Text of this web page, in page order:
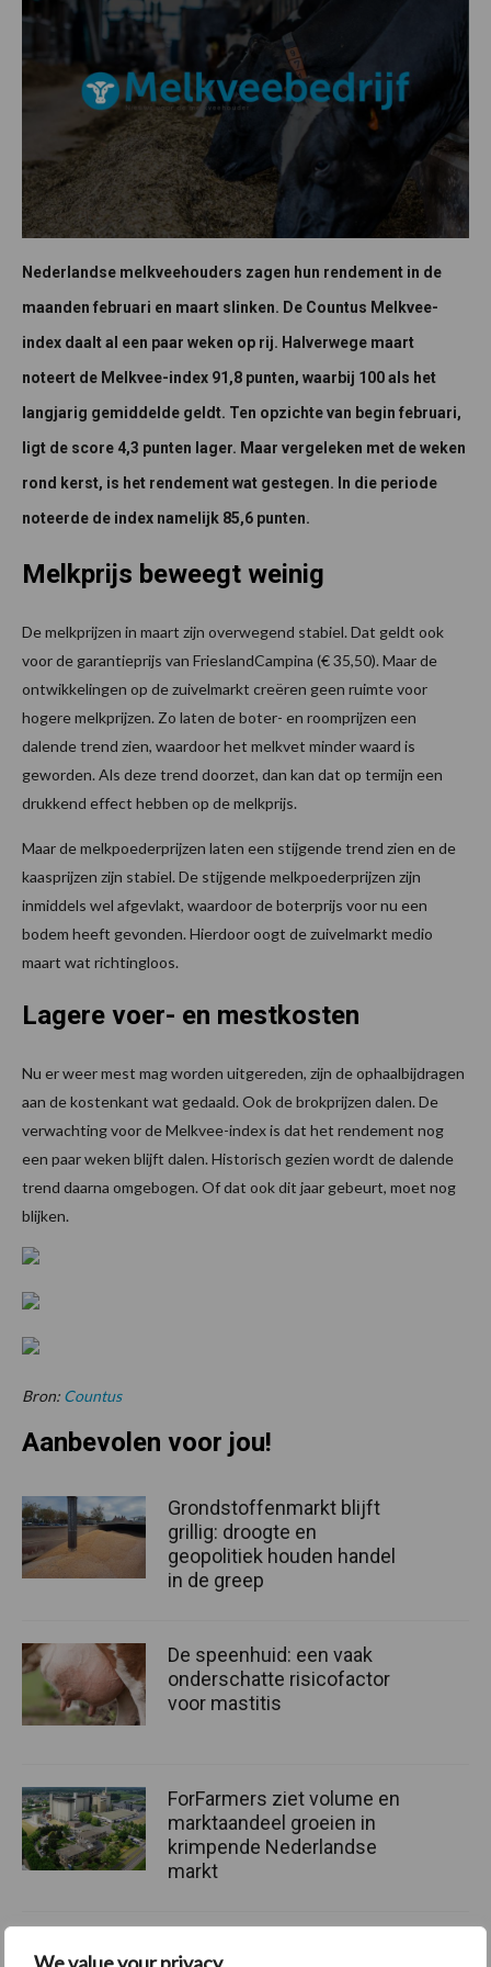
Nederlandse melkveehouders zagen hun rendement in de
maanden februari en maart slinken. De Countus Melkvee-
index daalt al een paar weken op rij. Halverwege maart
noteert de Melkvee-index 91,8 punten, waarbij 100 als het
langjarig gemiddelde geldt. Ten opzichte van begin februari,
ligt de score 4,3 punten lager. Maar vergeleken met de weken
rond kerst, is het rendement wat gestegen. In die periode
noteerde de index namelijk 85,6 punten.
Melkprijs beweegt weinig
De melkprijzen in maart zijn overwegend stabiel. Dat geldt ook
voor de garantieprijs van FrieslandCampina (€ 35,50). Maar de
ontwikkelingen op de zuivelmarkt creëren geen ruimte voor
hogere melkprijzen. Zo laten de boter- en roomprijzen een
dalende trend zien, waardoor het melkvet minder waard is
geworden. Als deze trend doorzet, dan kan dat op termijn een
drukkend effect hebben op de melkprijs.
Maar de melkpoederprijzen laten een stijgende trend zien en de
kaasprijzen zijn stabiel. De stijgende melkpoederprijzen zijn
inmiddels wel afgevlakt, waardoor de boterprijs voor nu een
bodem heeft gevonden. Hierdoor oogt de zuivelmarkt medio
maart wat richtingloos.
Lagere voer- en mestkosten
Nu er weer mest mag worden uitgereden, zijn de ophaalbijdragen
aan de kostenkant wat gedaald. Ook de brokprijzen dalen. De
verwachting voor de Melkvee-index is dat het rendement nog
een paar weken blijft dalen. Historisch gezien wordt de dalende
trend daarna omgebogen. Of dat ook dit jaar gebeurt, moet nog
blijken.
Bron: Countus
Aanbevolen voor jou!
Grondstoffenmarkt blijft
grillig: droogte en
geopolitiek houden handel
in de greep
De speenhuid: een vaak
onderschatte risicofactor
voor mastitis
ForFarmers ziet volume en
marktaandeel groeien in
krimpende Nederlandse
markt